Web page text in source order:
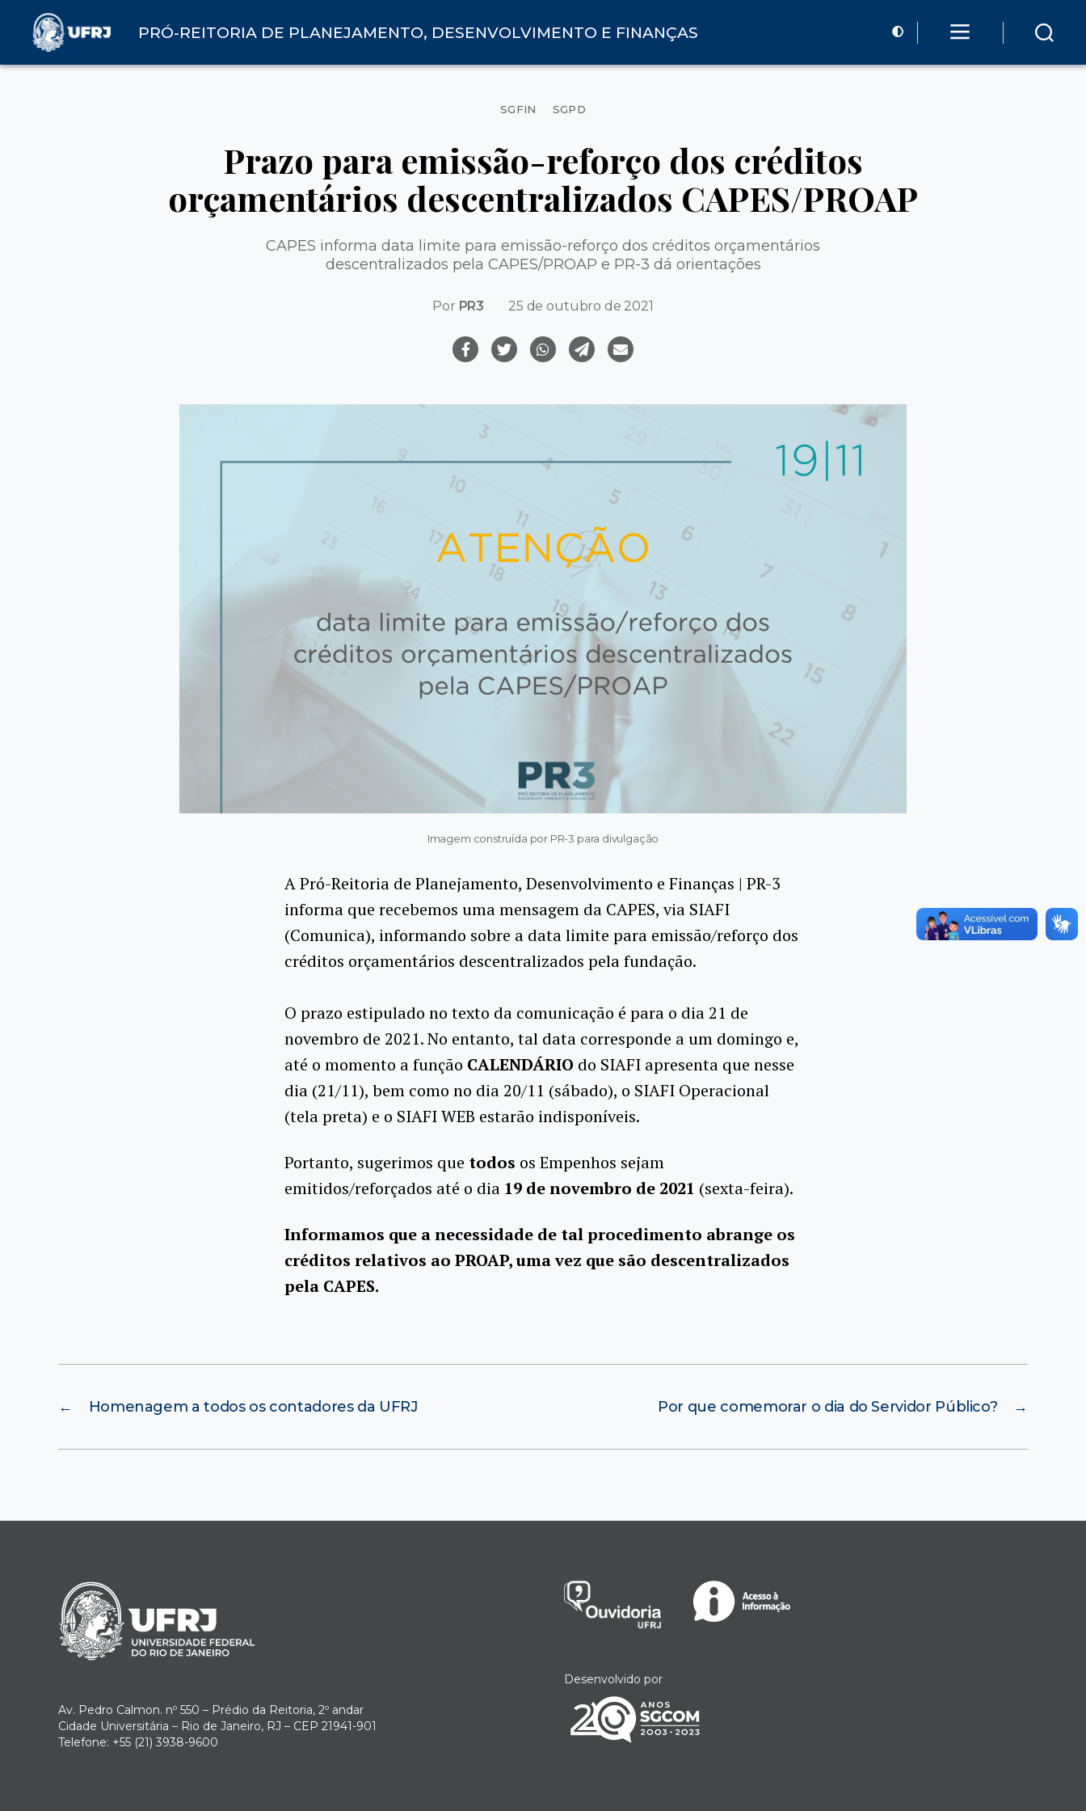
PRÓ-REITORIA DE PLANEJAMENTO, DESENVOLVIMENTO E FINANÇAS
Categorias
SGFIN SGPD
Prazo para emissão-reforço dos créditos
orçamentários descentralizados CAPES/PROAP
CAPES informa data limite para emissão-reforço dos créditos orçamentários
descentralizados pela CAPES/PROAP e PR-3 dá orientações
Por PR3 25 de outubro de 2021
Imagem construída por PR-3 para divulgação
A Pró-Reitoria de Planejamento, Desenvolvimento e Finanças | PR-3
informa que recebemos uma mensagem da CAPES, via SIAFI
(Comunica), informando sobre a data limite para emissão/reforço dos
créditos orçamentários descentralizados pela fundação.
O prazo estipulado no texto da comunicação é para o dia 21 de
novembro de 2021. No entanto, tal data corresponde a um domingo e,
até o momento a função CALENDÁRIO do SIAFI apresenta que nesse
dia (21/11), bem como no dia 20/11 (sábado), o SIAFI Operacional
(tela preta) e o SIAFI WEB estarão indisponíveis.
Portanto, sugerimos que todos os Empenhos sejam
emitidos/reforçados até o dia 19 de novembro de 2021 (sexta-feira).
Informamos que a necessidade de tal procedimento abrange os
créditos relativos ao PROAP, uma vez que são descentralizados
pela CAPES.
← Homenagem a todos os contadores da UFRJ →
Por que comemorar o dia do Servidor Público?
Av. Pedro Calmon. nº 550 – Prédio da Reitoria, 2º andar
Cidade Universitária – Rio de Janeiro, RJ – CEP 21941-901
Telefone: +55 (21) 3938-9600
Desenvolvido por